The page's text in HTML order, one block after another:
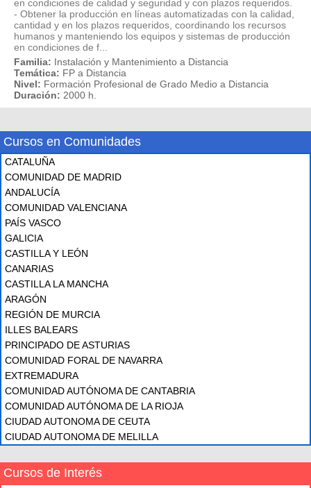
en condiciones de calidad y seguridad y con plazos requeridos.
- Obtener la producción en líneas automatizadas con la calidad,
cantidad y en los plazos requeridos, coordinando los recursos
humanos y manteniendo los equipos y sistemas de producción
en condiciones de f...
Familia: Instalación y Mantenimiento a Distancia
Temática: FP a Distancia
Nivel: Formación Profesional de Grado Medio a Distancia
Duración: 2000 h.
Cursos en Comunidades
CATALUÑA
COMUNIDAD DE MADRID
ANDALUCÍA
COMUNIDAD VALENCIANA
PAÍS VASCO
GALICIA
CASTILLA Y LEÓN
CANARIAS
CASTILLA LA MANCHA
ARAGÓN
REGIÓN DE MURCIA
ILLES BALEARS
PRINCIPADO DE ASTURIAS
COMUNIDAD FORAL DE NAVARRA
EXTREMADURA
COMUNIDAD AUTÓNOMA DE CANTABRIA
COMUNIDAD AUTÓNOMA DE LA RIOJA
CIUDAD AUTONOMA DE CEUTA
CIUDAD AUTONOMA DE MELILLA
Cursos de Interés